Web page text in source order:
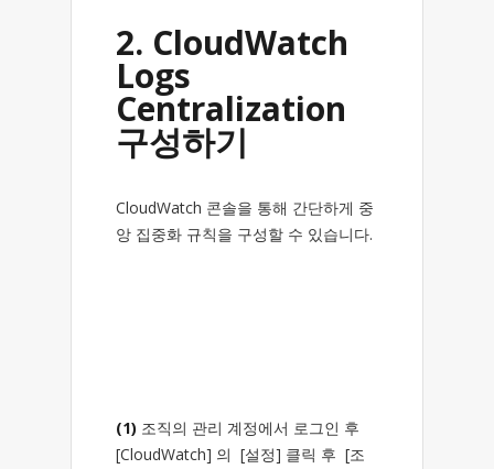
2. CloudWatch
Logs
Centralization
구성하기
CloudWatch 콘솔을 통해 간단하게 중
앙 집중화 규칙을 구성할 수 있습니다.
(1) 조직의 관리 계정에서 로그인 후
[CloudWatch] 의 [설정] 클릭 후 [조